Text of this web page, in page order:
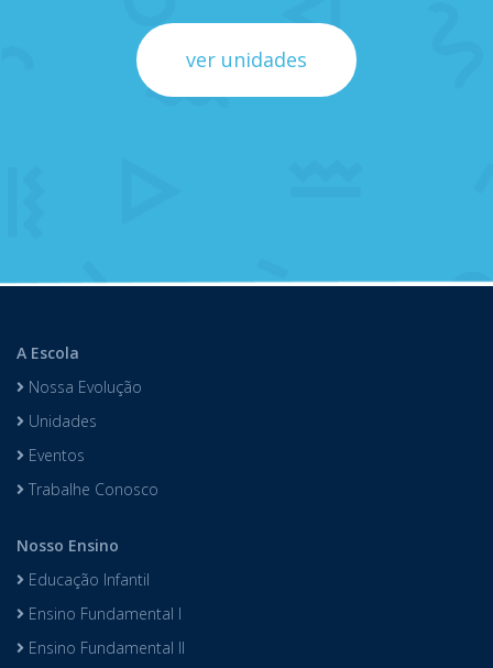
ver unidades
A Escola
Nossa Evolução
Unidades
Eventos
Trabalhe Conosco
Nosso Ensino
Educação Infantil
Ensino Fundamental I
Ensino Fundamental II